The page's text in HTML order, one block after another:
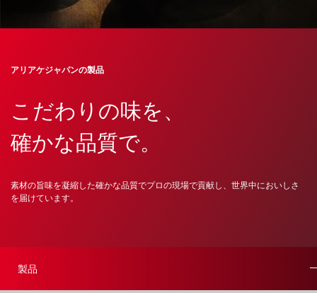
アリアケジャパンの製品
こだわりの味を、
確かな品質で。
素材の旨味を凝縮した確かな品質でプロの現場で貢献し、世界中においしさ
を届けています。
製品